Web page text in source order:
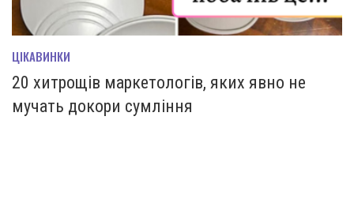
ЦІКАВИНКИ
20 хитрощів маркетологів, яких явно не
мучать докори сумління